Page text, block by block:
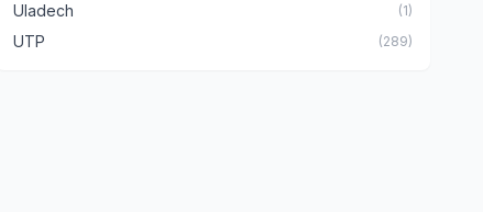
Uladech (1)
UTP (289)